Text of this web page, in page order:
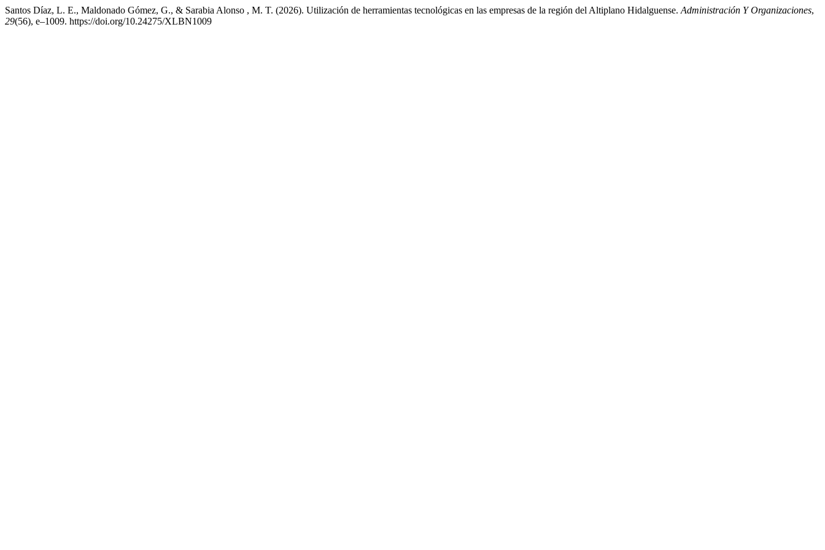
Santos Díaz, L. E., Maldonado Gómez, G., & Sarabia Alonso , M. T. (2026). Utilización de herramientas tecnológicas en las empresas de la región del Altiplano Hidalguense. Administración Y Organizaciones,
29(56), e–1009. https://doi.org/10.24275/XLBN1009